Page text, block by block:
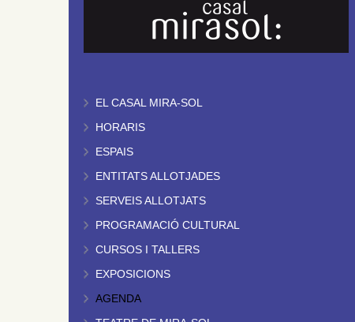
EL CASAL MIRA-SOL
HORARIS
ESPAIS
ENTITATS ALLOTJADES
SERVEIS ALLOTJATS
PROGRAMACIÓ CULTURAL
CURSOS I TALLERS
EXPOSICIONS
AGENDA